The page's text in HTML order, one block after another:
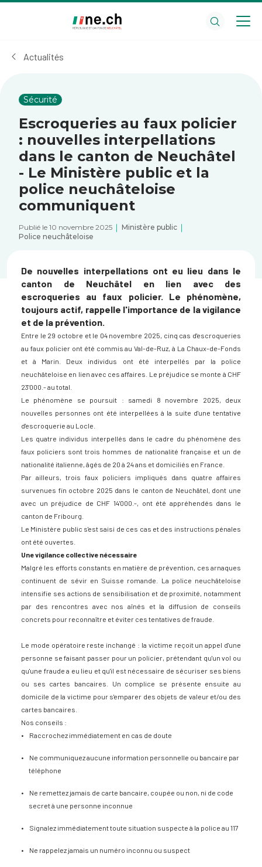
cookies
Actualités
Sécurité
Escroqueries au faux policier
: nouvelles interpellations
dans le canton de Neuchâtel
- Le Ministère public et la
police neuchâteloise
communiquent
Publié le 10 novembre 2025
Ministère public
Police neuchâteloise
De nouvelles interpellations ont eu lieu dans le
canton de Neuchâtel en lien avec des
escroqueries au faux policier. Le phénomène,
toujours actif, rappelle l'importance de la vigilance
et de la prévention.
Entre le 29 octobre et le 04 novembre 2025, cinq cas d'escroqueries
au faux policier ont été commisau Val-de-Ruz, à La Chaux-de-Fonds
et à Marin. Deux individus ont été interpellés par la police
neuchâteloise en lien avec ces affaires. Le préjudice se monte à CHF
23'000.- au total.
Le phénomène se poursuit : samedi 8 novembre 2025, deux
nouvelles personnes ont été interpellées à la suite d'une tentative
d'escroquerie au Locle.
Les quatre individus interpellés dans le cadre du phénomène des
faux policiers sont trois hommes de nationalité française et un de
nationalité italienne, âgés de 20 à 24 ans et domiciliés en France.
Par ailleurs, trois faux policiers impliqués dans quatre affaires
survenues fin octobre 2025 dans le canton de Neuchâtel, dont une
avec un préjudice de CHF 14'000.-, ont été appréhendés dans le
canton de Fribourg.
Le Ministère public s'est saisi de ces cas et des instructions pénales
ont été ouvertes.
Une vigilance collective nécessaire
Malgré les efforts constants en matière de prévention, ces arnaques
continuent de sévir en Suisse romande. La police neuchâteloise
intensifie ses actions de sensibilisation et de proximité, notamment
par des rencontres avec nos aînés et la diffusion de conseils
concrets pour reconnaître et éviter ces tentatives de fraude.
Le mode opératoire reste inchangé : la victime reçoit un appel d'une
personne se faisant passer pour un policier, prétendant qu'un vol ou
qu'une fraude a eu lieu et qu'il est nécessaire de sécuriser ses biens
ou ses cartes bancaires. Un complice se présente ensuite au
domicile de la victime pour s'emparer des objets de valeur et/ou des
cartes bancaires.​
Nos conseils :
Raccrochez immédiatement en cas de doute
Ne communiquez aucune information personnelle ou bancaire par
téléphone
Ne remettez jamais de carte bancaire, coupée ou non, ni de code
secret à une personne inconnue
Signalez immédiatement toute situation suspecte à la police au 117
Ne rappelez jamais un numéro inconnu ou suspect